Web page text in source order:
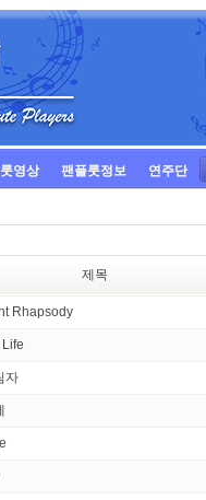
영상 팬플룻정보 연주단
제목
Rhapsody
자